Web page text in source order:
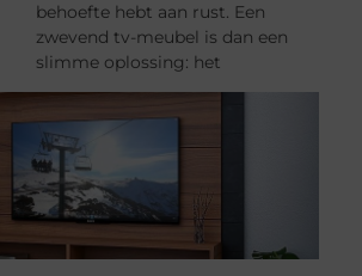
behoefte hebt aan rust. Een
zwevend tv-meubel is dan een
slimme oplossing: het